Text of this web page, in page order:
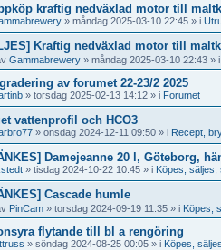
kraftig nedväxlad motor till
» måndag 2025-03-10 22:45 » i
Kraftig nedväxlad motor till
Gammabrewery » måndag 2025-03-10 22:43 » i
av forumet 22-23/2 2025
» torsdag 2025-02-13 14:12 » i Forumet
vattenprofil och HCO3
» onsdag 2024-12-11 09:50 » i Recept,
Damejeanne 20 l, Göteborg,
» tisdag 2024-10-22 10:45 » i Köpes,
Cascade humle
PinCam » torsdag 2024-09-19 11:35 » i Köpes,
flytande till bl a rengöring
» söndag 2024-08-25 00:05 » i Köpes,